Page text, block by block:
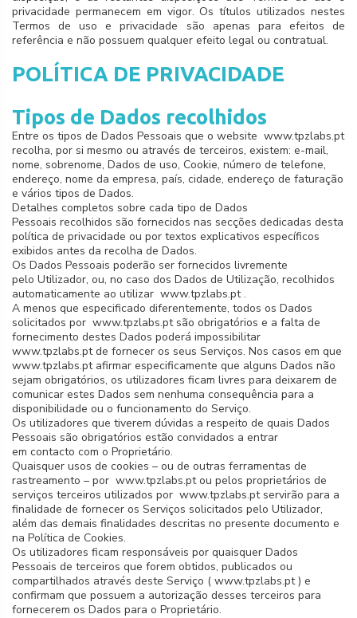
privacidade permanecem em vigor. Os títulos utilizados nestes
Termos de uso e privacidade são apenas para efeitos de
referência e não possuem qualquer efeito legal ou contratual.
POLÍTICA DE PRIVACIDADE
Tipos de Dados recolhidos
Entre os tipos de Dados Pessoais que o website www.tpzlabs.pt
recolha, por si mesmo ou através de terceiros, existem: e-mail,
nome, sobrenome, Dados de uso, Cookie, número de telefone,
endereço, nome da empresa, país, cidade, endereço de faturação
e vários tipos de Dados.
Detalhes completos sobre cada tipo de Dados
Pessoais recolhidos são fornecidos nas secções dedicadas desta
política de privacidade ou por textos explicativos específicos
exibidos antes da recolha de Dados.
Os Dados Pessoais poderão ser fornecidos livremente
pelo Utilizador, ou, no caso dos Dados de Utilização, recolhidos
automaticamente ao utilizar www.tpzlabs.pt .
A menos que especificado diferentemente, todos os Dados
solicitados por www.tpzlabs.pt são obrigatórios e a falta de
fornecimento destes Dados poderá impossibilitar
www.tpzlabs.pt de fornecer os seus Serviços. Nos casos em que
www.tpzlabs.pt afirmar especificamente que alguns Dados não
sejam obrigatórios, os utilizadores ficam livres para deixarem de
comunicar estes Dados sem nenhuma consequência para a
disponibilidade ou o funcionamento do Serviço.
Os utilizadores que tiverem dúvidas a respeito de quais Dados
Pessoais são obrigatórios estão convidados a entrar
em contacto com o Proprietário.
Quaisquer usos de cookies – ou de outras ferramentas de
rastreamento – por www.tpzlabs.pt ou pelos proprietários de
serviços terceiros utilizados por www.tpzlabs.pt servirão para a
finalidade de fornecer os Serviços solicitados pelo Utilizador,
além das demais finalidades descritas no presente documento e
na Política de Cookies.
Os utilizadores ficam responsáveis por quaisquer Dados
Pessoais de terceiros que forem obtidos, publicados ou
compartilhados através deste Serviço ( www.tpzlabs.pt ) e
confirmam que possuem a autorização desses terceiros para
fornecerem os Dados para o Proprietário.